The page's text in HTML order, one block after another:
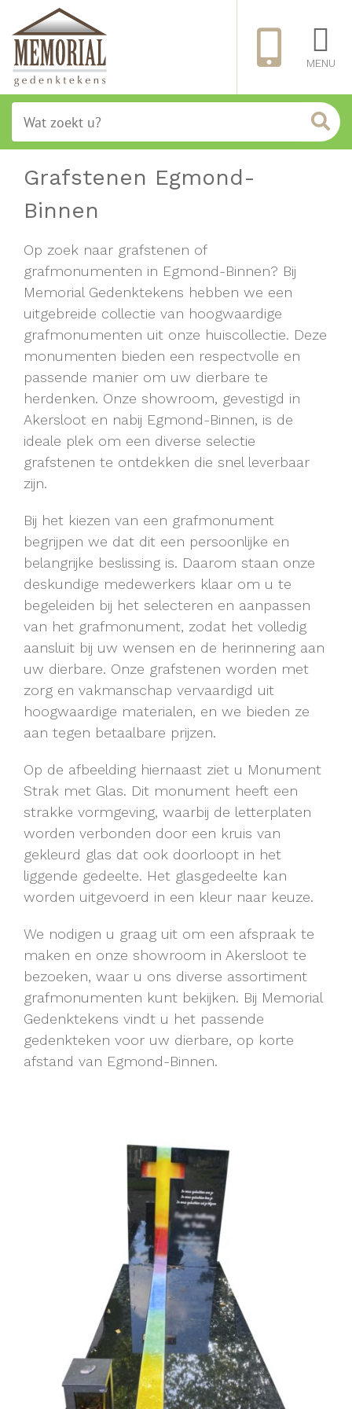
MENU
Grafstenen Egmond-
Binnen
Op zoek naar grafstenen of
grafmonumenten in Egmond-Binnen? Bij
Memorial Gedenktekens hebben we een
uitgebreide collectie van hoogwaardige
grafmonumenten uit onze huiscollectie. Deze
monumenten bieden een respectvolle en
passende manier om uw dierbare te
herdenken. Onze showroom, gevestigd in
Akersloot en nabij Egmond-Binnen, is de
ideale plek om een diverse selectie
grafstenen te ontdekken die snel leverbaar
zijn.
Bij het kiezen van een grafmonument
begrijpen we dat dit een persoonlijke en
belangrijke beslissing is. Daarom staan onze
deskundige medewerkers klaar om u te
begeleiden bij het selecteren en aanpassen
van het grafmonument, zodat het volledig
aansluit bij uw wensen en de herinnering aan
uw dierbare. Onze grafstenen worden met
zorg en vakmanschap vervaardigd uit
hoogwaardige materialen, en we bieden ze
aan tegen betaalbare prijzen.
Op de afbeelding hiernaast ziet u Monument
Strak met Glas. Dit monument heeft een
strakke vormgeving, waarbij de letterplaten
worden verbonden door een kruis van
gekleurd glas dat ook doorloopt in het
liggende gedeelte. Het glasgedeelte kan
worden uitgevoerd in een kleur naar keuze.
We nodigen u graag uit om een afspraak te
maken en onze showroom in Akersloot te
bezoeken, waar u ons diverse assortiment
grafmonumenten kunt bekijken. Bij Memorial
Gedenktekens vindt u het passende
gedenkteken voor uw dierbare, op korte
afstand van Egmond-Binnen.